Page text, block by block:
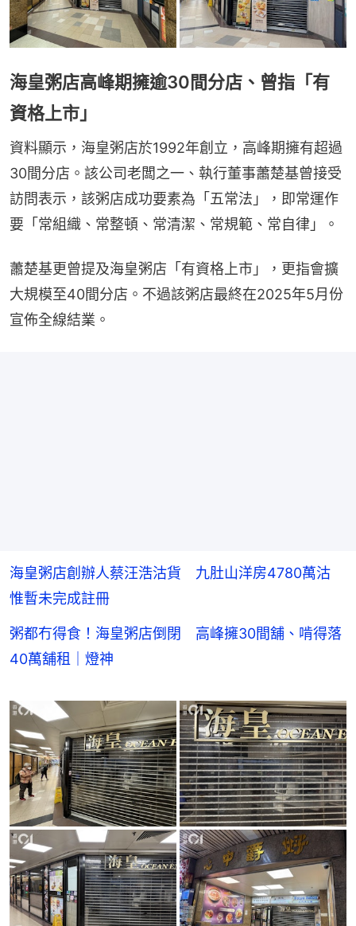
海皇粥店高峰期擁逾30間分店、曾指「有
資格上市」
資料顯示，海皇粥店於1992年創立，高峰期擁有超過
30間分店。該公司老闆之一、執行董事蕭楚基曾接受
訪問表示，該粥店成功要素為「五常法」，即常運作
要「常組織、常整頓、常清潔、常規範、常自律」。
蕭楚基更曾提及海皇粥店「有資格上市」，更指會擴
大規模至40間分店。不過該粥店最終在2025年5月份
宣佈全線結業。
海皇粥店創辦人蔡汪浩沽貨 九肚山洋房4780萬沽
惟暫未完成註冊
粥都冇得食！海皇粥店倒閉 高峰擁30間舖、啃得落
40萬舖租｜燈神